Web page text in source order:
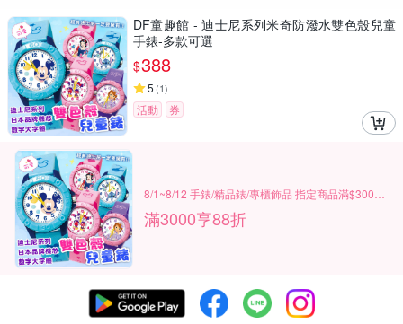
DF童趣館 - 迪士尼系列米奇防潑水雙色殼兒童
手錶-多款可選
$388
5 (1)
活動 券
滿3000享88折